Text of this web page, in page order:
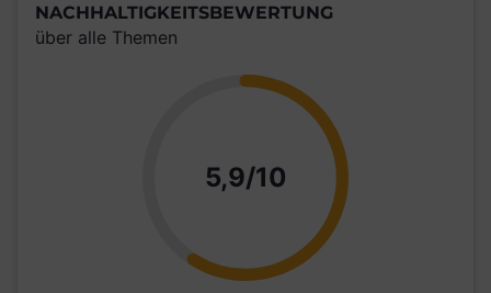
NACHHALTIGKEITSBEWERTUNG
über alle Themen
5,9/10 Punkte